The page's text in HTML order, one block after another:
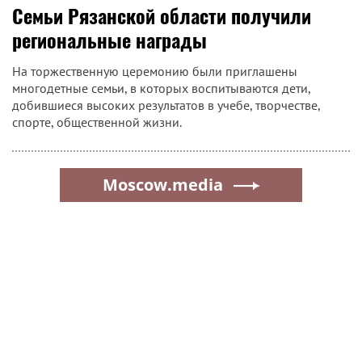
Семьи Рязанской области получили
региональные награды
На торжественную церемонию были приглашены
многодетные семьи, в которых воспитываются дети,
добившиеся высоких результатов в учебе, творчестве,
спорте, общественной жизни.
Moscow.media